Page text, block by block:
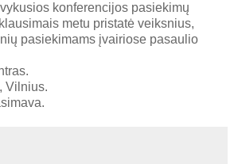
konferencijos pasiekimų
metu pristatė veiksnius,
pasiekimams įvairiose pasaulio
Vilnius.